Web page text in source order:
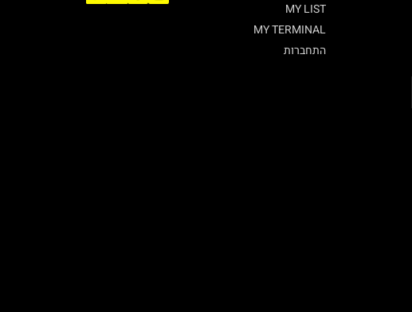
MY LIST
MY TERMINAL
התחברות